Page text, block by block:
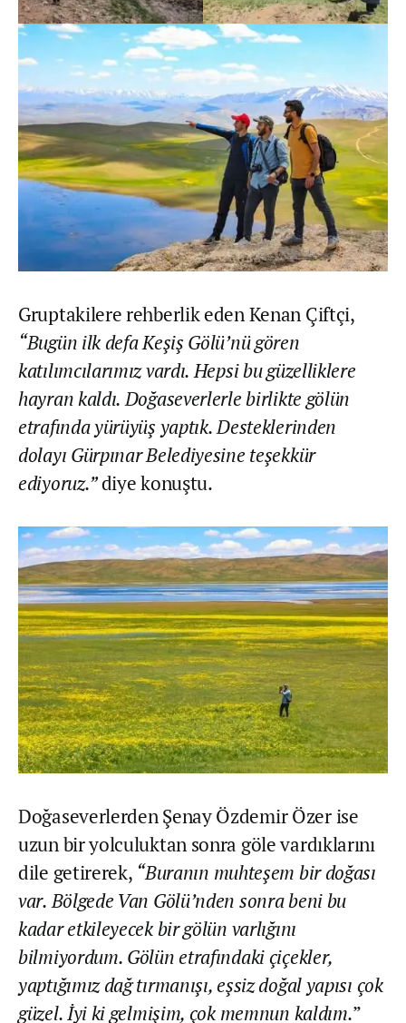
Gruptakilere rehberlik eden Kenan Çiftçi,
“Bugün ilk defa Keşiş Gölü’nü gören
katılımcılarımız vardı. Hepsi bu güzelliklere
hayran kaldı. Doğaseverlerle birlikte gölün
etrafında yürüyüş yaptık. Desteklerinden
dolayı Gürpınar Belediyesine teşekkür
ediyoruz.”diye konuştu.
Doğaseverlerden Şenay Özdemir Özer ise
uzun bir yolculuktan sonra göle vardıklarını
dile getirerek, “Buranın muhteşem bir doğası
var. Bölgede Van Gölü’nden sonra beni bu
kadar etkileyecek bir gölün varlığını
bilmiyordum. Gölün etrafındaki çiçekler,
yaptığımız dağ tırmanışı, eşsiz doğal yapısı çok
güzel. İyi ki gelmişim, çok memnun kaldım.”